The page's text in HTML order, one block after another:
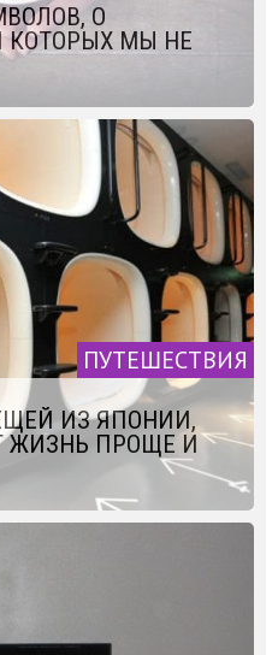
О
МЫ НЕ
ПУТЕШЕСТВИЯ
ИЗ ЯПОНИИ,
ЖИЗНЬ ПРОЩЕ И